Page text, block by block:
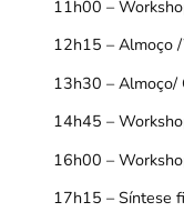
11h00 –
12h15 – Almoço
13h30 – Almoço/
14h45 –
16h00 –
17h15 – Síntese